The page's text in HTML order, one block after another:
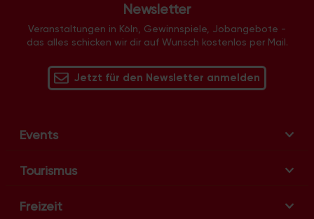
Newsletter
Veranstaltungen in Köln, Gewinnspiele, Jobangebote -
das alles schicken wir dir auf Wunsch kostenlos per Mail.
Jetzt für den Newsletter anmelden
Events
Tourismus
Freizeit